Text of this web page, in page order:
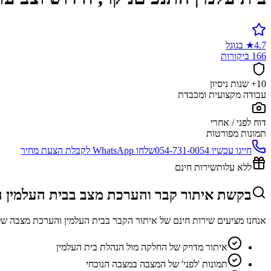
4.7
★ בגוגל
166 ביקורות
10+ שנות ניסיון
עבודה מקצועית ומכבדת
דוח לפני / אחרי
תמונות מפורטות
חייגו עכשיו 054-731-0054שלחו WhatsApp לקבלת הצעת מחיר
ללא עלותשירות חינם
בקשת איתור קבר והערכת מצב בבית העלמין
אנחנו מציעים שירות חינם של איתור הקבר בבית העלמין והערכת
איתור מדויק של החלקה מול הנהלת בית העלמין
תמונות 'לפני' של המצבה במצבה הנוכחי